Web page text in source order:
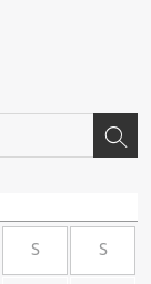
S S